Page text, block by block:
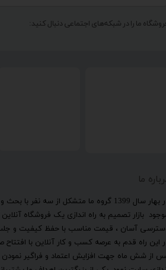
ما
​در بهار سال 1399 گروه ما متشکل از سه نفر
بازار تصمیم به راه اندازی یک فروشگاه
آسان ، قیمت مناسب با حفظ کیفیت و جلب
این راه قدم به عرصه کسب و کار آنلاین با
از شش ماه جهت افزایش اعتماد و فراگیر نمودن
ما را در شبکه‌های اجتماعی دنبال کنید: